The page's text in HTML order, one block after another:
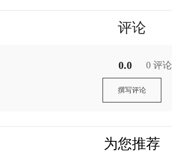
评论
0.0 0 评论
撰写评论
为您推荐